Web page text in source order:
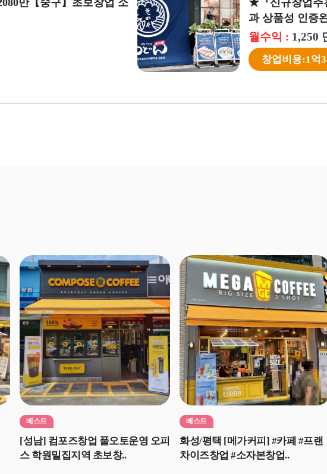
자본창업 수익성창업
2,080 만원
베스트
[성남] 컴포즈창업 풀오토운영 오피
스 학원밀집지역 초보창..
베스트
화성/평택 [메가커피] #카페 #프랜
차이즈창업 #소자본창업..